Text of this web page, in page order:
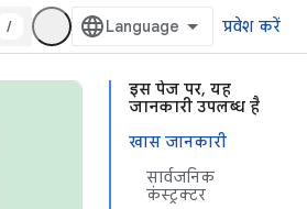
/ प्रवेश करें
इस पेज पर, यह
जानकारी उपलब्ध है
खास जानकारी
सार्वजनिक
कंस्ट्रक्टर